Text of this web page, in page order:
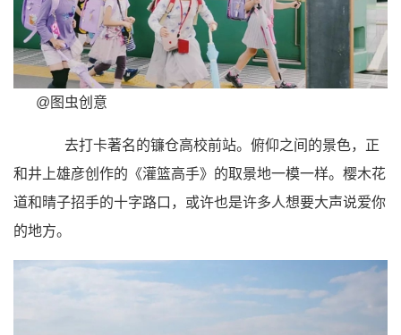
@图虫创意
去打卡著名的镰仓高校前站。俯仰之间的景色，正
和井上雄彦创作的《灌篮高手》的取景地一模一样。樱木花
道和晴子招手的十字路口，或许也是许多人想要大声说爱你
的地方。